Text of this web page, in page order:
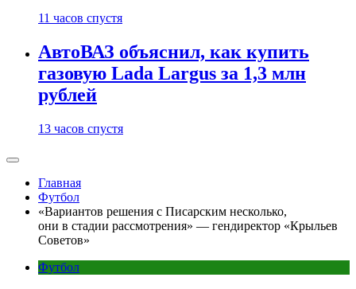
11 часов спустя
АвтоВАЗ объяснил, как купить
газовую Lada Largus за 1,3 млн
рублей
13 часов спустя
Главная
Футбол
«Вариантов решения с Писарским несколько,
они в стадии рассмотрения» — гендиректор «Крыльев
Советов»
Футбол